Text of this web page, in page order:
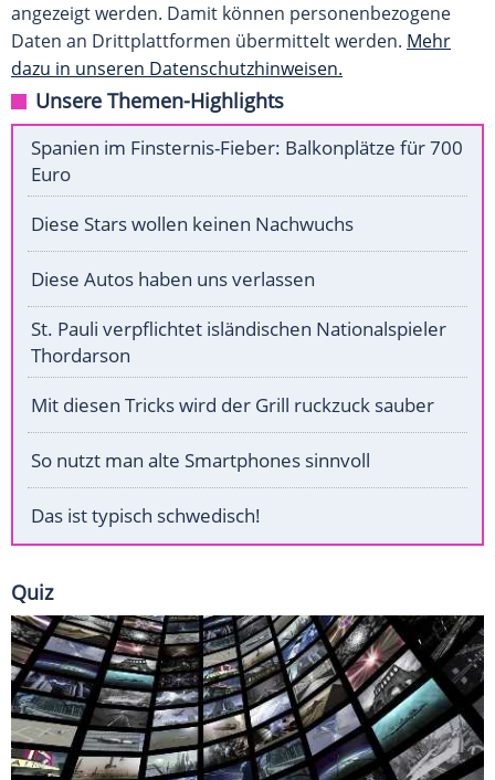
angezeigt werden. Damit können personenbezogene
Daten an Drittplattformen übermittelt werden. Mehr
dazu in unseren Datenschutzhinweisen.
Unsere Themen-Highlights
Spanien im Finsternis-Fieber: Balkonplätze für 700
Euro
Diese Stars wollen keinen Nachwuchs
Diese Autos haben uns verlassen
St. Pauli verpflichtet isländischen Nationalspieler
Thordarson
Mit diesen Tricks wird der Grill ruckzuck sauber
So nutzt man alte Smartphones sinnvoll
Das ist typisch schwedisch!
Quiz